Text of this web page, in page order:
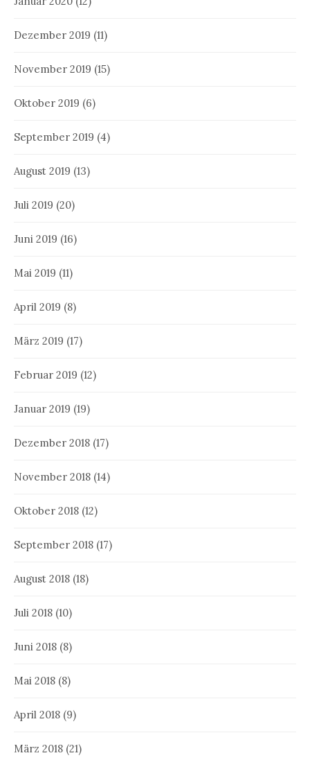
Dezember 2019 (11)
November 2019 (15)
Oktober 2019 (6)
September 2019 (4)
August 2019 (13)
Juli 2019 (20)
Juni 2019 (16)
Mai 2019 (11)
April 2019 (8)
März 2019 (17)
Februar 2019 (12)
Januar 2019 (19)
Dezember 2018 (17)
November 2018 (14)
Oktober 2018 (12)
September 2018 (17)
August 2018 (18)
Juli 2018 (10)
Juni 2018 (8)
Mai 2018 (8)
April 2018 (9)
März 2018 (21)